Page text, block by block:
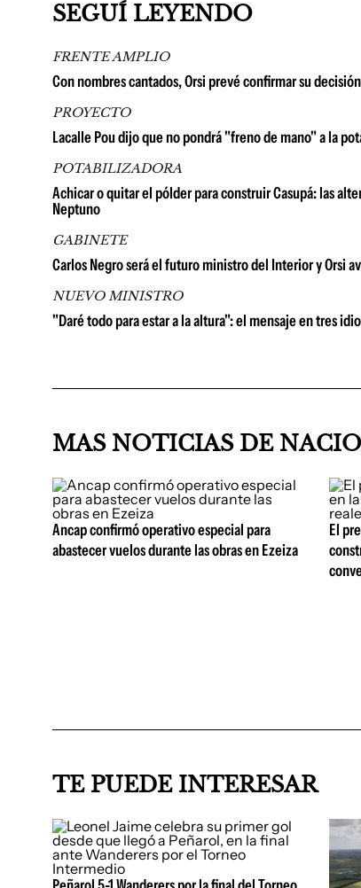
SEGUÍ LEYENDO
FRENTE AMPLIO
Con nombres cantados, Orsi prevé confirmar su
PROYECTO
Lacalle Pou dijo que no pondrá "freno de mano" a la
POTABILIZADORA
Achicar o quitar el pólder para construir Casupá: las
Neptuno
GABINETE
Carlos Negro será el futuro ministro del Interior y Orsi
NUEVO MINISTRO
"Daré todo para estar a la altura": el mensaje en tres
MAS NOTICIAS DE
Ancap confirmó operativo especial para
abastecer vuelos durante las obras en Ezeiza
El
TE PUEDE INTERESAR